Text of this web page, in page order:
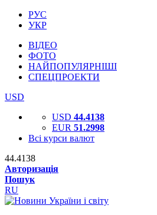
РУС
УКР
ВІДЕО
ФОТО
НАЙПОПУЛЯРНІШІ
СПЕЦПРОЕКТИ
USD
USD 44.4138
EUR 51.2998
Всі курси валют
44.4138
Авторизація
Пошук
RU